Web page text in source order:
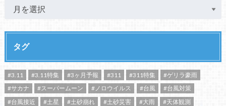
タグ
#3.11 #3.11特集 #3ヶ月予報 #311 #311特集
#ゲリラ豪雨
#サカナ
#スーパームーン #ノロウイルス #台風
#台風対策
#台風接近
#土星 #土砂崩れ #土砂災害 #大雨
#天体観測